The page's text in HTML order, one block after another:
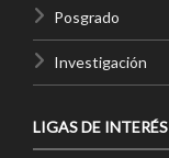
Posgrado
Investigación
LIGAS DE INTERÉS